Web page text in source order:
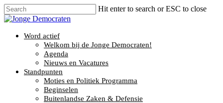
Hit enter to search or ESC to close
Word actief
Welkom bij de Jonge Democraten!
Agenda
Nieuws en Vacatures
Standpunten
Moties en Politiek Programma
Beginselen
Buitenlandse Zaken & Defensie